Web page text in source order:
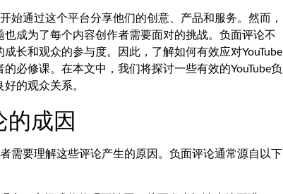
始通过这个平台分享他们的创意、产品和服务。然而，
成为了每个内容创作者需要面对的挑战。负面评论不
长和观众的参与度。因此，了解如何有效应对YouTube
必修课。在本文中，我们将探讨一些有效的YouTube负
的观众关系。
成因
需要理解这些评论产生的原因。负面评论通常源自以下